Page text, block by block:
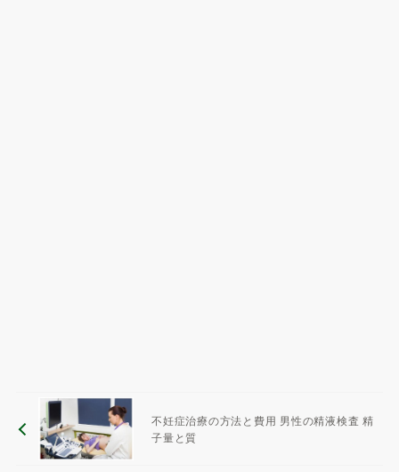
不妊症治療の方法と費用 男性の精液検査 精
子量と質